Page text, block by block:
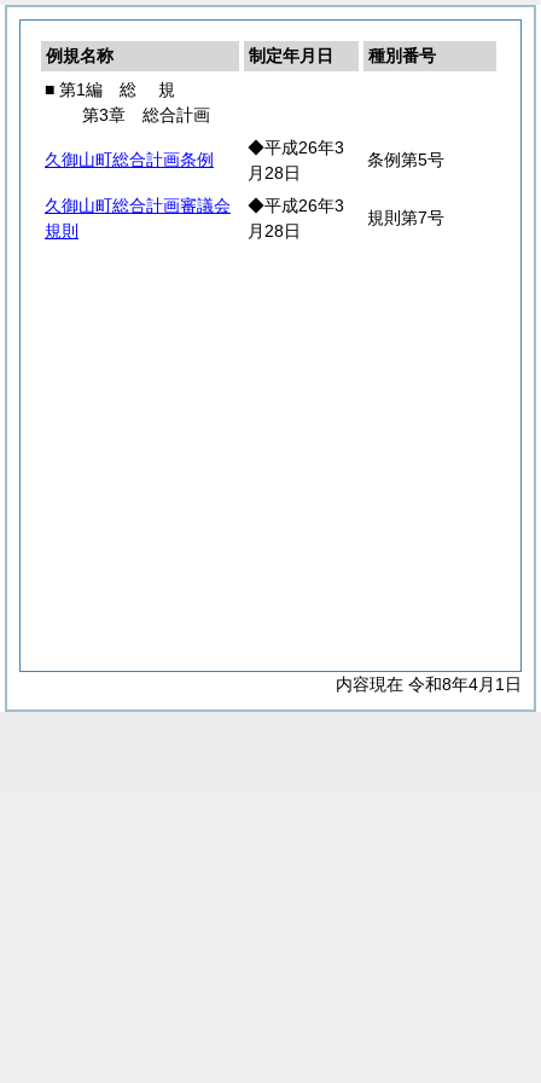
例規名称 制定年月日
種別番号
■ 第1編 総 規
第3章 総合計画
久御山町総合計画条例
◆平成26年3
月28日
条例第5号
久御山町総合計画審議会
規則
◆平成26年3
月28日
規則第7号
内容現在 令和8年4月1日